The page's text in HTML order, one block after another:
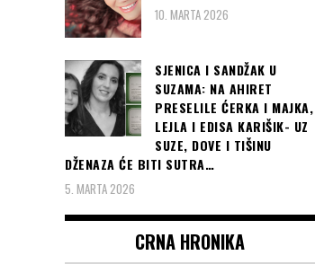
U Prlinama na domak Akova
živjela je porodica Raifa
Read more
Nesvakidašnji incident u
Hrvatskoj... Kako je objavila
zagrebačka policija, danas
okoRead more
Partizana,
brutalno napali
10. MARTA 2026
SJENICA I SANDŽAK U
SUZAMA: NA AHIRET
PRESELILE ĆERKA I MAJKA,
LEJLA I EDISA KARIŠIK- UZ
SUZE, DOVE I TIŠINU
DŽENAZA ĆE BITI SUTRA…
5. MARTA 2026
CRNA HRONIKA